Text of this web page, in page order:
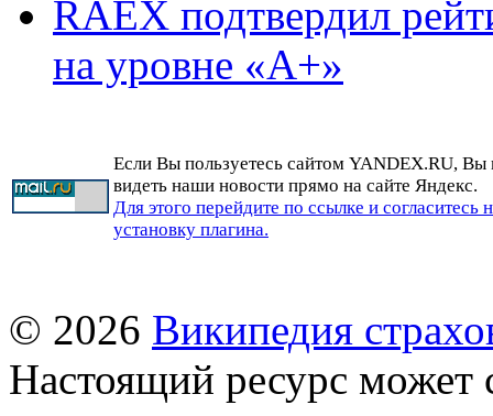
RAEX подтвердил
на уровне «А+»
Если Вы пользуетесь сайтом YANDEX.RU, Вы
видеть наши новости прямо на сайте Яндекс.
Для этого перейдите по ссылке и согласитесь
установку плагина.
© 2026 Википедия
Настоящий ресурс может